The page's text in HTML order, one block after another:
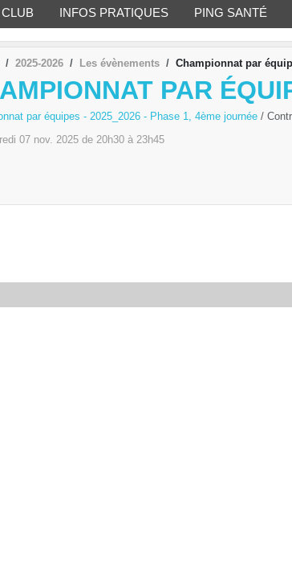
INFOS PRATIQUES PING SANTÉ
2025-2026 Les évènements Championnat par
PAR
par équipes - 2025_2026 - Phase 1, 4ème journée /
07 nov. 2025 de 20h30 à 23h45